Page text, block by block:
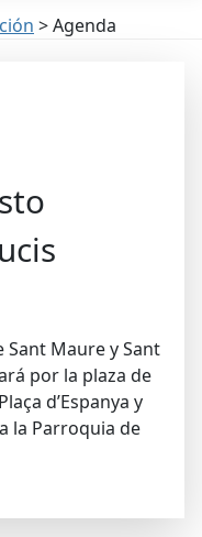
> Agenda
Sant Maure y Sant
por la plaza de
d’Espanya y
la Parroquia de